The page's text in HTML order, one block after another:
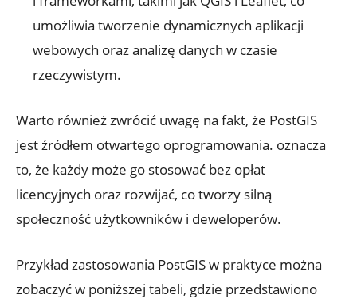
umożliwia tworzenie‍ dynamicznych aplikacji
webowych oraz analizę danych w czasie
rzeczywistym.
Warto również zwrócić uwagę na⁣ fakt, że PostGIS
jest ⁢źródłem⁣ otwartego oprogramowania. oznacza
to, że ‍każdy może​ go‌ stosować​ bez opłat
licencyjnych oraz‌ rozwijać, co tworzy silną
społeczność użytkowników i deweloperów.
Przykład zastosowania⁤ PostGIS w praktyce można
⁤zobaczyć w poniższej⁣ tabeli,​ gdzie przedstawiono⁢